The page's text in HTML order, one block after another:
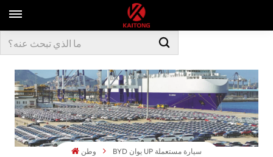
وطن BYD يوان UP سيارة مستعملة